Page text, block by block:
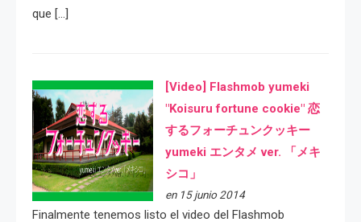
que […]
[Video] Flashmob yumeki
"Koisuru fortune cookie" 恋
するフォーチュンクッキー
yumeki エンタメ ver. 「メキ
シコ」
en 15 junio 2014
Finalmente tenemos listo el video del Flashmob